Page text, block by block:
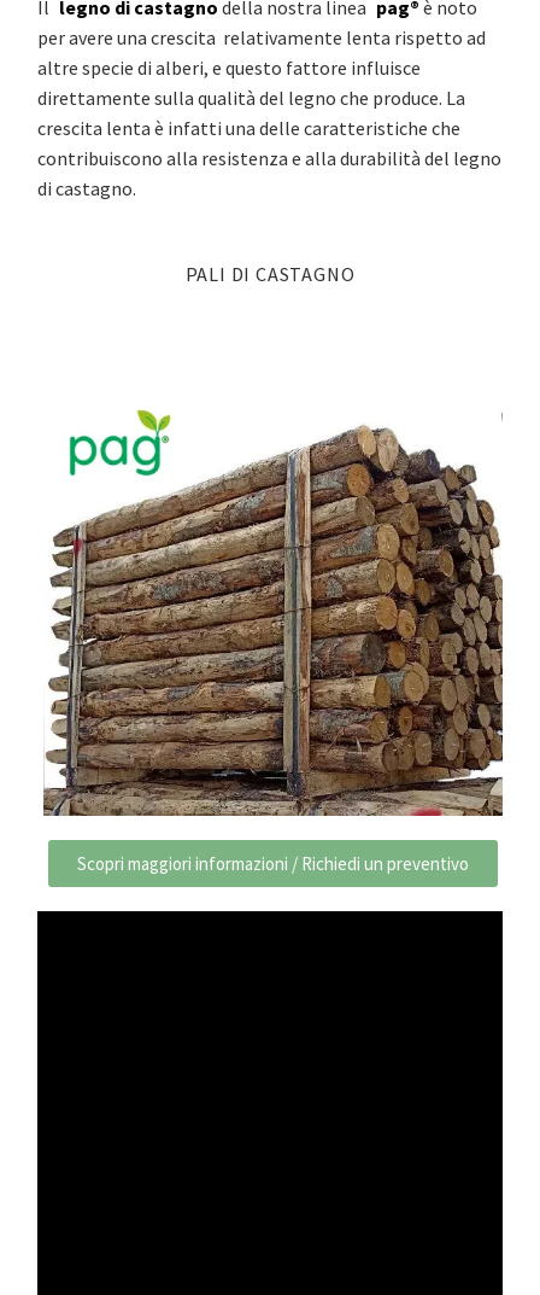
Il legno di castagno della nostra linea pag® è noto
per avere una crescita relativamente lenta rispetto ad
altre specie di alberi, e questo fattore influisce
direttamente sulla qualità del legno che produce. La
crescita lenta è infatti una delle caratteristiche che
contribuiscono alla resistenza e alla durabilità del legno
di castagno.
PALI DI CASTAGNO
Scopri maggiori informazioni / Richiedi un preventivo